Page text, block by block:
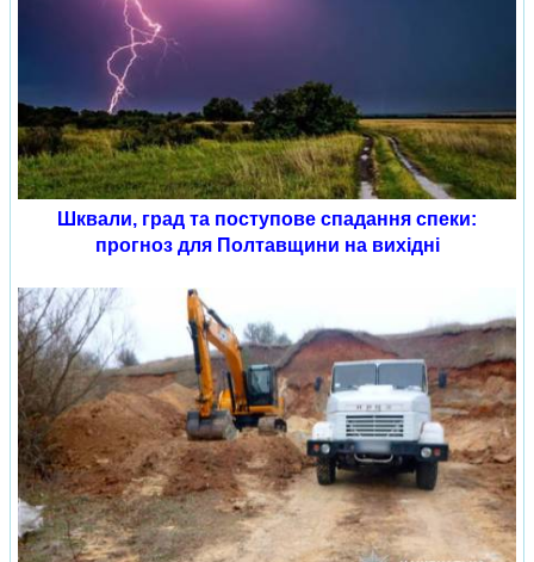
Шквали, град та поступове спадання спеки:
прогноз для Полтавщини на вихідні